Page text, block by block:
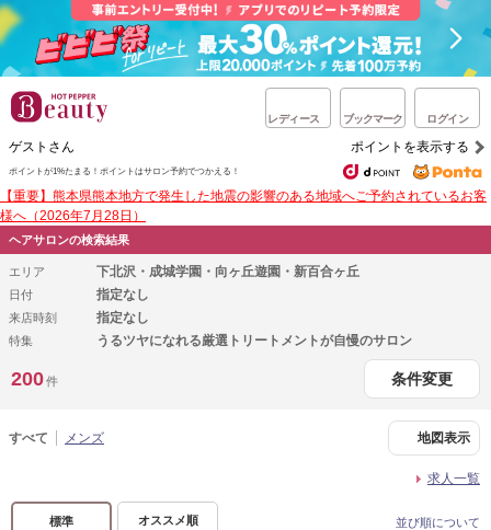
レディース ブックマーク ログイン
ゲストさん ポイントを表示する
ポイントが1%たまる！ ポイントはサロン予約でつかえる！
【重要】熊本県熊本地方で発生した地震の影響のある地域へご予約されているお客
様へ（2026年7月28日）
ヘアサロンの検索結果
エリア 下北沢・成城学園・向ヶ丘遊園・新百合ヶ丘
日付 指定なし
来店時刻 指定なし
特集 うるツヤになれる厳選トリートメントが自慢のサロン
200件 条件変更
すべて メンズ 地図表示
求人一覧
標準 オススメ順 並び順について